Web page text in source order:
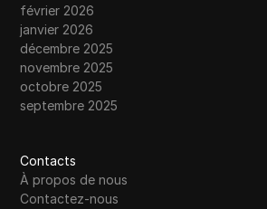
février 2026
janvier 2026
décembre 2025
novembre 2025
octobre 2025
septembre 2025
Contacts
À propos de nous
Contactez-nous